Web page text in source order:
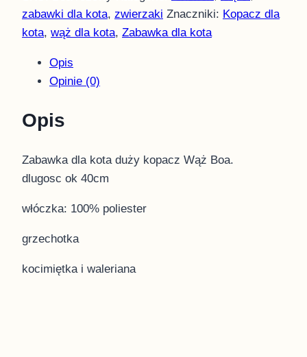
zabawki dla kota, zwierzaki Znaczniki: Kopacz dla
kota, wąż dla kota, Zabawka dla kota
Opis
Opinie (0)
Opis
Zabawka dla kota duży kopacz Wąż Boa.
dlugosc ok 40cm
włóczka: 100% poliester
grzechotka
kocimiętka i waleriana